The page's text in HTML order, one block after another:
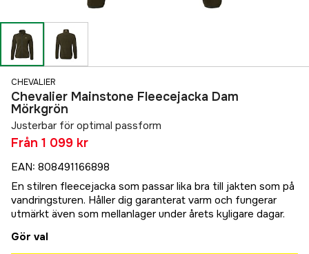
CHEVALIER
Chevalier Mainstone Fleecejacka Dam
Mörkgrön
Justerbar för optimal passform
Från 1 099 kr
EAN: 808491166898
En stilren fleecejacka som passar lika bra till jakten som på
vandringsturen. Håller dig garanterat varm och fungerar
utmärkt även som mellanlager under årets kyligare dagar.
Gör val